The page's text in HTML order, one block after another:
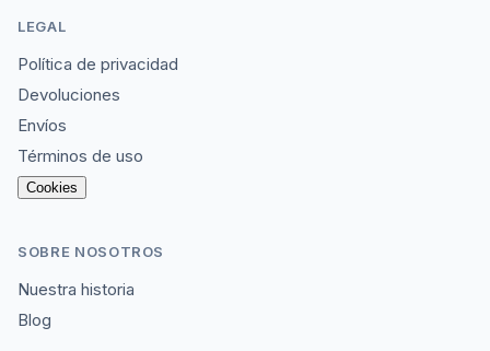
LEGAL
Política de privacidad
Devoluciones
Envíos
Términos de uso
Cookies
SOBRE NOSOTROS
Nuestra historia
Blog